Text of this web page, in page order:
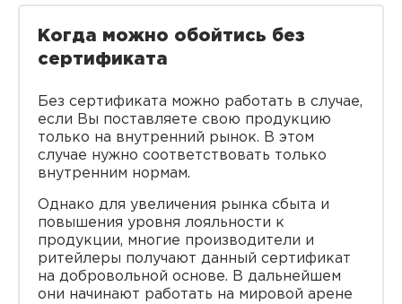
Когда можно обойтись без
сертификата
Без сертификата можно работать в случае,
если Вы поставляете свою продукцию
только на внутренний рынок. В этом
случае нужно соответствовать только
внутренним нормам.
Однако для увеличения рынка сбыта и
повышения уровня лояльности к
продукции, многие производители и
ритейлеры получают данный сертификат
на добровольной основе. В дальнейшем
они начинают работать на мировой арене